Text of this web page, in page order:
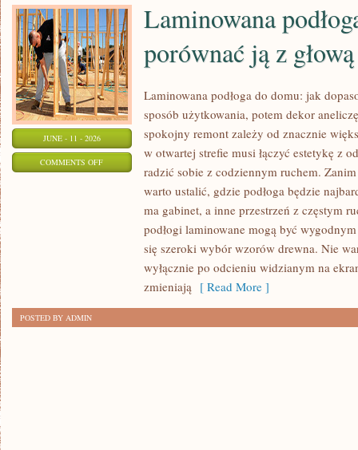
JUNE - 11 - 2026
COMMENTS OFFON
Laminowana
porównać ją z głową
Laminowana podłoga do domu: jak
sposób użytkowania, potem dekor
spokojny remont zależy od znacznie
w otwartej strefie musi łączyć estetykę z
radzić sobie z codziennym ruchem.
warto ustalić, gdzie podłoga będzie
ma gabinet, a inne przestrzeń z częstym
podłogi laminowane mogą być
się szeroki wybór wzorów drewna. Nie
wyłącznie po odcieniu widzianym na
zmieniają [ Read More ]
POSTED BY ADMIN